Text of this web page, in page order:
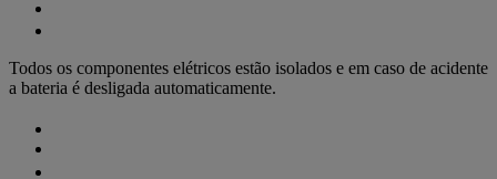
Todos os componentes elétricos estão isolados e em caso de acidente
a bateria é desligada automaticamente.